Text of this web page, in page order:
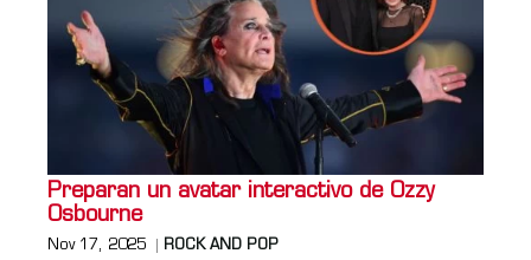
Preparan un avatar interactivo de Ozzy
Osbourne
Nov 17, 2025 ROCK AND POP